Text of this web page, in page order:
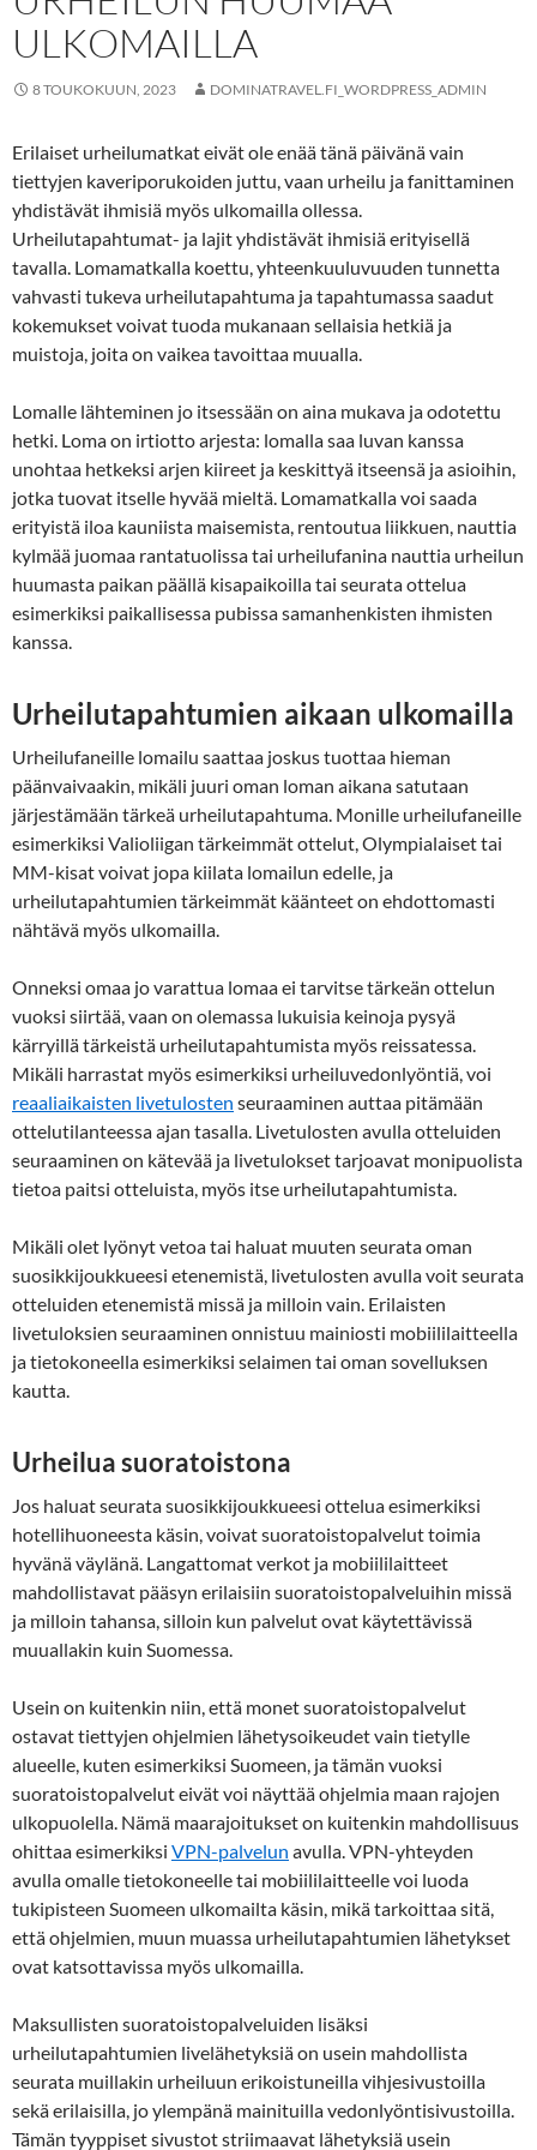
ULKOMAILLA
8 TOUKOKUUN, 2023 DOMINATRAVEL.FI_WORDPRESS_ADMIN
Erilaiset urheilumatkat eivät ole enää tänä päivänä vain
tiettyjen kaveriporukoiden juttu, vaan urheilu ja fanittaminen
yhdistävät ihmisiä myös ulkomailla ollessa.
Urheilutapahtumat- ja lajit yhdistävät ihmisiä erityisellä
tavalla. Lomamatkalla koettu, yhteenkuuluvuuden tunnetta
vahvasti tukeva urheilutapahtuma ja tapahtumassa saadut
kokemukset voivat tuoda mukanaan sellaisia hetkiä ja
muistoja, joita on vaikea tavoittaa muualla.
Lomalle lähteminen jo itsessään on aina mukava ja odotettu
hetki. Loma on irtiotto arjesta: lomalla saa luvan kanssa
unohtaa hetkeksi arjen kiireet ja keskittyä itseensä ja asioihin,
jotka tuovat itselle hyvää mieltä. Lomamatkalla voi saada
erityistä iloa kauniista maisemista, rentoutua liikkuen, nauttia
kylmää juomaa rantatuolissa tai urheilufanina nauttia urheilun
huumasta paikan päällä kisapaikoilla tai seurata ottelua
esimerkiksi paikallisessa pubissa samanhenkisten ihmisten
kanssa.
Urheilutapahtumien aikaan ulkomailla
Urheilufaneille lomailu saattaa joskus tuottaa hieman
päänvaivaakin, mikäli juuri oman loman aikana satutaan
järjestämään tärkeä urheilutapahtuma. Monille urheilufaneille
esimerkiksi Valioliigan tärkeimmät ottelut, Olympialaiset tai
MM-kisat voivat jopa kiilata lomailun edelle, ja
urheilutapahtumien tärkeimmät käänteet on ehdottomasti
nähtävä myös ulkomailla.
Onneksi omaa jo varattua lomaa ei tarvitse tärkeän ottelun
vuoksi siirtää, vaan on olemassa lukuisia keinoja pysyä
kärryillä tärkeistä urheilutapahtumista myös reissatessa.
Mikäli harrastat myös esimerkiksi urheiluvedonlyöntiä, voi
reaaliaikaisten livetulosten seuraaminen auttaa pitämään
ottelutilanteessa ajan tasalla. Livetulosten avulla otteluiden
seuraaminen on kätevää ja livetulokset tarjoavat monipuolista
tietoa paitsi otteluista, myös itse urheilutapahtumista.
Mikäli olet lyönyt vetoa tai haluat muuten seurata oman
suosikkijoukkueesi etenemistä, livetulosten avulla voit seurata
otteluiden etenemistä missä ja milloin vain. Erilaisten
livetuloksien seuraaminen onnistuu mainiosti mobiililaitteella
ja tietokoneella esimerkiksi selaimen tai oman sovelluksen
kautta.
Urheilua suoratoistona
Jos haluat seurata suosikkijoukkueesi ottelua esimerkiksi
hotellihuoneesta käsin, voivat suoratoistopalvelut toimia
hyvänä väylänä. Langattomat verkot ja mobiililaitteet
mahdollistavat pääsyn erilaisiin suoratoistopalveluihin missä
ja milloin tahansa, silloin kun palvelut ovat käytettävissä
muuallakin kuin Suomessa.
Usein on kuitenkin niin, että monet suoratoistopalvelut
ostavat tiettyjen ohjelmien lähetysoikeudet vain tietylle
alueelle, kuten esimerkiksi Suomeen, ja tämän vuoksi
suoratoistopalvelut eivät voi näyttää ohjelmia maan rajojen
ulkopuolella. Nämä maarajoitukset on kuitenkin mahdollisuus
ohittaa esimerkiksi VPN-palvelun avulla. VPN-yhteyden
avulla omalle tietokoneelle tai mobiililaitteelle voi luoda
tukipisteen Suomeen ulkomailta käsin, mikä tarkoittaa sitä,
että ohjelmien, muun muassa urheilutapahtumien lähetykset
ovat katsottavissa myös ulkomailla.
Maksullisten suoratoistopalveluiden lisäksi
urheilutapahtumien livelähetyksiä on usein mahdollista
seurata muillakin urheiluun erikoistuneilla vihjesivustoilla
sekä erilaisilla, jo ylempänä mainituilla vedonlyöntisivustoilla.
Tämän tyyppiset sivustot striimaavat lähetyksiä usein